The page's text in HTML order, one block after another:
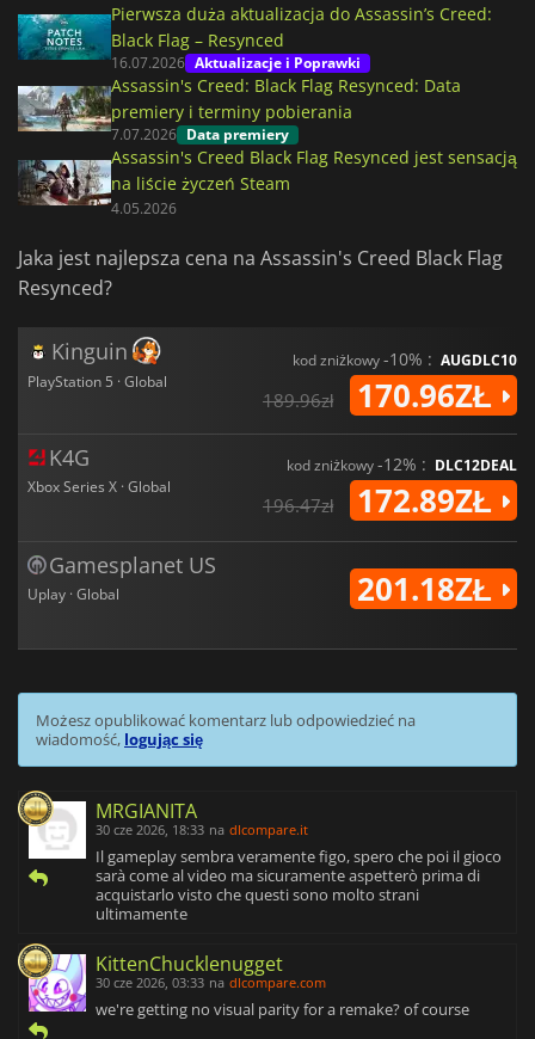
Pierwsza duża aktualizacja do Assassin’s Creed:
Black Flag – Resynced
16.07.2026 Aktualizacje i Poprawki
Assassin's Creed: Black Flag Resynced: Data
premiery i terminy pobierania
7.07.2026 Data premiery
Assassin's Creed Black Flag Resynced jest sensacją
na liście życzeń Steam
4.05.2026
Jaka jest najlepsza cena na Assassin's Creed Black Flag
Resynced?
Kinguin
PlayStation 5 · Global
kod zniżkowy-10% : AUGDLC10
189.96zł 170.96ZŁ
K4G
Xbox Series X · Global
kod zniżkowy-12% : DLC12DEAL
196.47zł 172.89ZŁ
Gamesplanet US
Uplay · Global 201.18ZŁ
Możesz opublikować komentarz lub odpowiedzieć na
wiadomość, logując się
MRGIANITA
30 cze 2026, 18:33 na dlcompare.it
Il gameplay sembra veramente figo, spero che poi il gioco
sarà come al video ma sicuramente aspetterò prima di
acquistarlo visto che questi sono molto strani
ultimamente
KittenChucklenugget
30 cze 2026, 03:33 na dlcompare.com
we're getting no visual parity for a remake? of course